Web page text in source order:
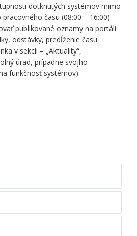
dotknutých systémov mimo
času (08:00 – 16:00)
publikované oznamy na portáli
odstávky, predĺženie času
v sekcii – „Aktuality“,
úrad, prípadne svojho
funkčnosť systémov).